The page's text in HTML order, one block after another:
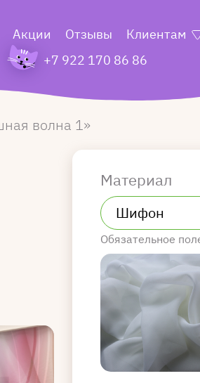
Акции Отзывы Клиентам
+7 922 170 86 86
волна 1
Материал
Обязательное